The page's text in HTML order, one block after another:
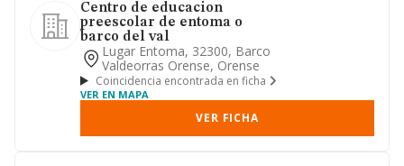
Centro de educacion
preescolar de entoma o
barco del val
Lugar Entoma, 32300, Barco
Valdeorras Orense, Orense
Coincidencia encontrada en ficha
VER EN MAPA
VER FICHA